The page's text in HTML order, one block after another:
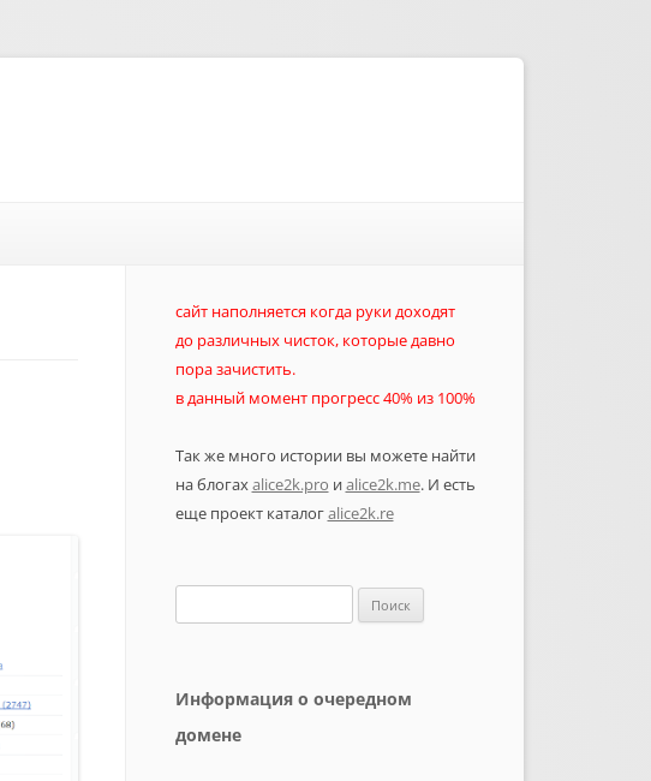
сайт наполняется когда руки доходят
до различных чисток, которые давно
пора зачистить.
в данный момент прогресс 40% из 100%
Так же много истории вы можете найти
на блогахalice2k.pro иalice2k.me. И есть
еще проект каталогalice2k.re
Информация о очередном
домене